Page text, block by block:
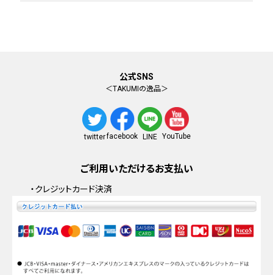
公式SNS
＜TAKUMIの逸品＞
twitterfacebook LINE YouTube
ご利用いただけるお支払い
・クレジットカード決済